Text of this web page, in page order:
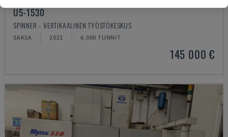
U5-1530
SPINNER - VERTIKAALINEN TYÖSTÖKESKUS
SAKSA 2021 6.000 TUNNIT
145 000 €